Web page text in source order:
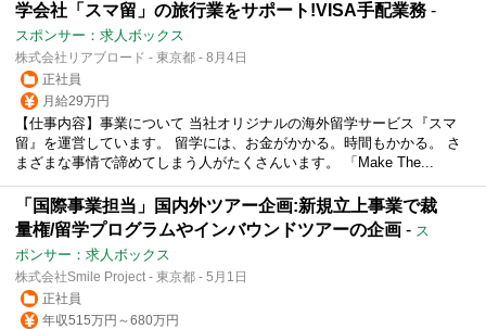
学会社「スマ留」の旅行業をサポート!VISA手配業務 -
スポンサー：求人ボックス
株式会社リアブロード - 東京都 - 8月4日
正社員
月給29万円
【仕事内容】事業について 当社オリジナルの海外留学サービス『スマ
留』を運営しています。 留学には、お⾦がかかる。時間もかかる。 さ
まざまな事情で諦めてしまう⼈がたくさんいます。 「Make The...
「国際事業担当」国内外ツアー企画:新規立上事業で裁
量権/留学プログラムやインバウンドツアーの企画 - ス
ポンサー：求人ボックス
株式会社Smile Project - 東京都 - 5月1日
正社員
年収515万円～680万円